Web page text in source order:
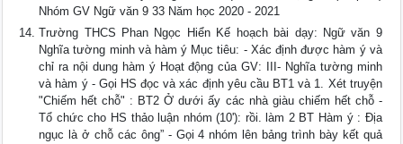
Nhóm GV Ngữ văn 9 33 Năm học 2020 - 2021
Trường THCS Phan Ngọc Hiển Kế hoạch bài dạy: Ngữ văn 9
Nghĩa tường minh và hàm ý Mục tiêu: - Xác định được hàm ý và
chỉ ra nội dung hàm ý Hoạt động của GV: III- Nghĩa tường minh
và hàm ý - Gọi HS đọc và xác định yêu cầu BT1 và 1. Xét truyện
"Chiếm hết chỗ" : BT2 Ở dưới ấy các nhà giàu chiếm hết chỗ -
Tổ chức cho HS thảo luận nhóm (10'): rồi. làm 2 BT Hàm ý : Địa
ngục là ở chỗ các ông” - Gọi 4 nhóm lên bảng trình bày kết quả